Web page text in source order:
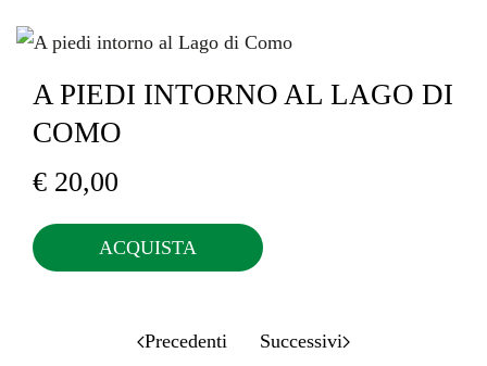
A PIEDI INTORNO AL LAGO DI
COMO
€ 20,00
ACQUISTA
Precedenti Successivi